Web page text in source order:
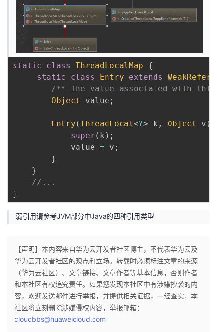
static class ThreadLocalMap
{
static
class Entry extends
/** The value associated with
Object
value ;
Entry (ThreadLocal<?> k , Object v )
super ( k ) ;
            value
= v ;
}
}
//...
}
弱引用请参考JVM部分中Java的四种引用类型
【声明】本内容来自华为云开发者社区博主，不代表华为云及
华为云开发者社区的观点和立场。转载时必须标注文章的来源
（华为云社区）、文章链接、文章作者等基本信息，否则作者
和本社区有权追究责任。如果您发现本社区中有涉嫌抄袭的内
容，欢迎发送邮件进行举报，并提供相关证据，一经查实，本
社区将立刻删除涉嫌侵权内容，举报邮箱：
cloudbbs@huaweicloud.com